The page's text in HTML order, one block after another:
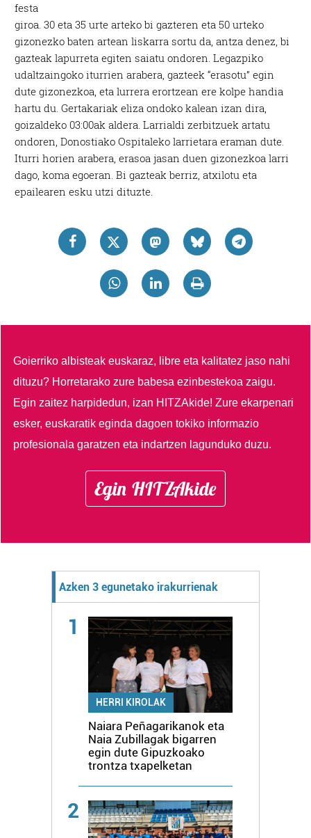
festa
giroa. 30 eta 35 urte arteko bi gazteren eta 50 urteko
gizonezko baten artean liskarra sortu da, antza denez, bi
gazteak lapurreta egiten saiatu ondoren. Legazpiko
udaltzaingoko iturrien arabera, gazteek “erasotu” egin
dute gizonezkoa, eta lurrera erortzean ere kolpe handia
hartu du. Gertakariak eliza ondoko kalean izan dira,
goizaldeko 03:00ak aldera. Larrialdi zerbitzuek artatu
ondoren, Donostiako Ospitaleko larrietara eraman dute.
Iturri horien arabera, erasoa jasan duen gizonezkoa larri
dago, koma egoeran. Bi gazteak berriz, atxilotu eta
epailearen esku utzi dituzte.
Goierriko albisteak euskaraz, libre eta kalitatez jaso nahi
dituzu? Horretarako zure babesa ezinbestekoa zaigu.
Egin zaitez harpidedun, izan HITZAkide!Zure ekarpenari
esker, euskaratik eginda dagoen tokiko informazio
profesionala garatzen eta indartzen lagunduko duzu.
Egin HITZAkide
Azken 3 egunetako irakurrienak
1
HERRI KIROLAK
Naiara Peñagarikanok eta
Naia Zubillagak bigarren
egin dute Gipuzkoako
trontza txapelketan
2